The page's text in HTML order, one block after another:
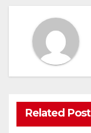
Related Post